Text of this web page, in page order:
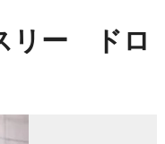
リー ドロ